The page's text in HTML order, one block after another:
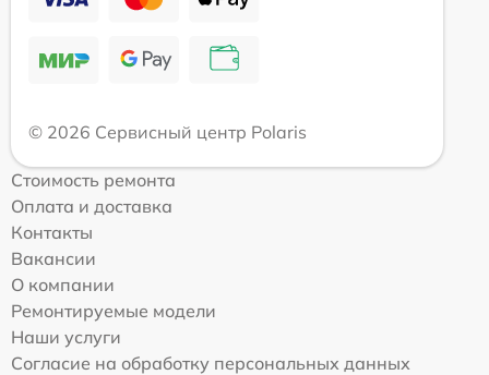
© 2026 Сервисный центр Polaris
Стоимость ремонта
Оплата и доставка
Контакты
Вакансии
О компании
Ремонтируемые модели
Наши услуги
Согласие на обработку персональных данных